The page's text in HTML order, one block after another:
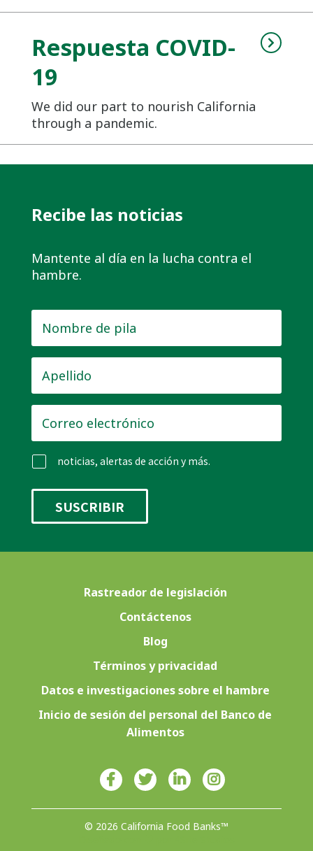
Respuesta COVID-
19
We did our part to nourish California
through a pandemic.
Recibe las noticias
Mantente al día en la lucha contra el
hambre.
de
pila *
electrónico *
noticias, alertas de acción y más.
Rastreador de legislación
Contáctenos
Blog
Términos y privacidad
Datos e investigaciones sobre el hambre
Inicio de sesión del personal del Banco de
Alimentos
© 2026 California Food Banks™